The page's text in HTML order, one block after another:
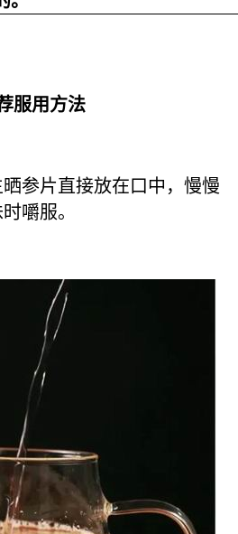
服用方法
参片直接放在口中，慢慢
嚼服。